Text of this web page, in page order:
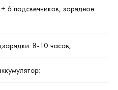
6 подсвечников, зарядное
8-10 часов;